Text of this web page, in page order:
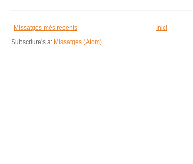
Missatges més recents
Inici
Subscriure's a: Missatges (Atom)